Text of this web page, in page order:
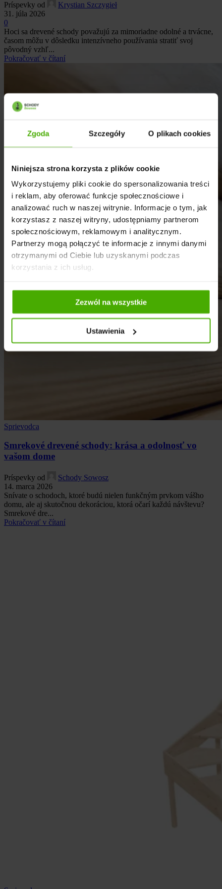
Zgoda Szczegóły O plikach cookies
Niniejsza strona korzysta z plików cookie
Wykorzystujemy pliki cookie do spersonalizowania treści
i reklam, aby oferować funkcje społecznościowe i
analizować ruch w naszej witrynie. Informacje o tym, jak
korzystasz z naszej witryny, udostępniamy partnerom
społecznościowym, reklamowym i analitycznym.
Partnerzy mogą połączyć te informacje z innymi danymi
otrzymanymi od Ciebie lub uzyskanymi podczas
korzystania z ich usług.
Zezwól na wszystkie
Ustawienia
Príspevky od
Krystian Szczygieł
31. júla 2026
0
Hoci sa drevené schody považujú za mimoriadne odolné a trvácne,
časom môžu v dôsledku intenzívneho používania stratiť svoj
pôvodný vzhľ...
Pokračovať v čítaní
Sprievodca
Smrekové drevené schody: krása a odolnosť vo
vašom dome
Príspevky od
Schody Sowosz
14. marca 2026
Snívate o schodoch, ktoré budú nielen funkčným prvkom vášho
domu, ale aj skutočnou dekoráciou, ktorá očarí každú návštevu?
Smrekové dre...
Pokračovať v čítaní